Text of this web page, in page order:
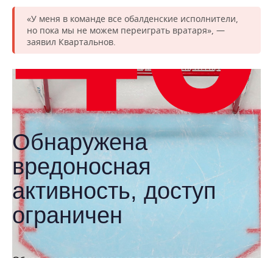
ONLINE-КОНФЕРЕНЦИИ
ОТКРЫТАЯ ЛЕКЦИЯ
ХОККЕЙ
БАСКЕТБОЛ
КИБЕРСПОРТ
ФИГУРНОЕ КАТАНИЕ
ВОДНЫЕ ВИДЫ СПОРТА
ХОККЕЙ С МЯЧОМ
ВЛАСТЬ
ИНФРАСТРУКТУРА
КУЛЬТУРА
МЕДИЦИНА
ОБРАЗОВАНИЕ
ПРОИСШЕСТВИЯ
СЮЖЕТЫ
СПРАВОЧНИК
СПИСОК КОМПАНИЙ
«У меня в команде все обалденские исполнители,
но пока мы не можем переиграть вратаря», —
заявил Квартальнов.